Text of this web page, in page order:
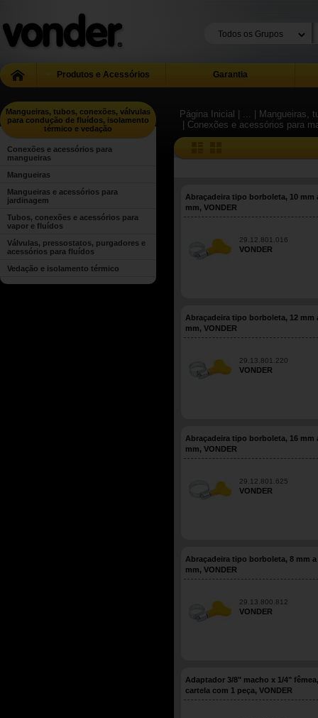
Produtos e Acessórios Garantia
Mangueiras, tubos, conexões, válvulas
para condução de fluídos, isolamento
térmico e vedação
Conexões e acessórios para
mangueiras
Mangueiras
Mangueiras e acessórios para
jardinagem
Tubos, conexões e acessórios para
vapor e fluídos
Válvulas, pressostatos, purgadores e
acessórios para fluídos
Vedação e isolamento térmico
Página Inicial | ...
| Mangueiras,
| Conexões e acessórios para
Abraçadeira tipo borboleta, 10 mm
mm, VONDER
29.12.801.016
VONDER
Abraçadeira tipo borboleta, 12 mm
mm, VONDER
29.13.801.220
VONDER
Abraçadeira tipo borboleta, 16 mm
mm, VONDER
29.12.801.625
VONDER
Abraçadeira tipo borboleta, 8 mm a
mm, VONDER
29.13.800.812
VONDER
Adaptador 3/8" macho x 1/4" fêmea,
cartela com 1 peça, VONDER